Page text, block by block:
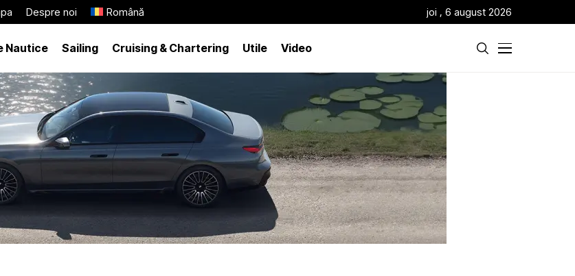
Despre noi Română joi , 6 august 2026
Nautice Sailing Cruising & Chartering Utile Video